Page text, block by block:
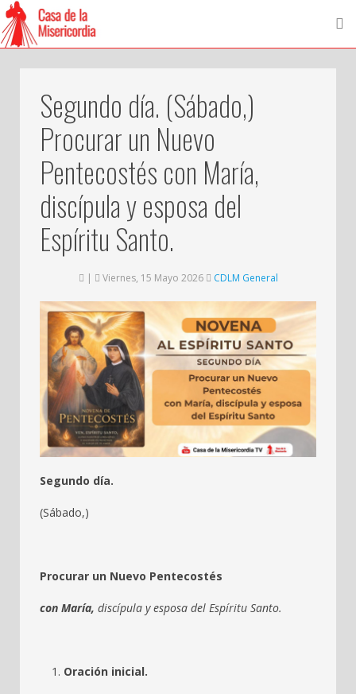
Segundo día. (Sábado,)
Procurar un Nuevo
Pentecostés con María,
discípula y esposa del
Espíritu Santo.
| Viernes, 15 Mayo 2026 CDLM General
Segundo día.
(Sábado,)
Procurar un Nuevo Pentecostés
con María, discípula y esposa del Espíritu Santo.
Oración inicial.